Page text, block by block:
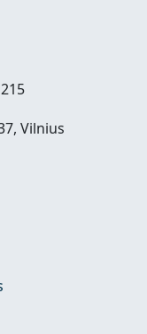
Vilnius